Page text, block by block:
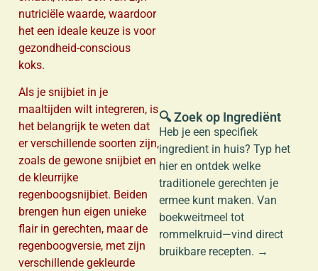
nutriciële waarde, waardoor
het een ideale keuze is voor
gezondheid-conscious
koks.
Als je snijbiet in je
maaltijden wilt integreren, is
het belangrijk te weten dat
er verschillende soorten zijn,
zoals de gewone snijbiet en
de kleurrijke
regenboogsnijbiet. Beiden
brengen hun eigen unieke
flair in gerechten, maar de
regenboogversie, met zijn
verschillende gekleurde
🔍 Zoek op Ingrediënt
Heb je een specifiek
ingredient in huis? Typ het
hier en ontdek welke
traditionele gerechten je
ermee kunt maken. Van
boekweitmeel tot
rommelkruid—vind direct
bruikbare recepten. →